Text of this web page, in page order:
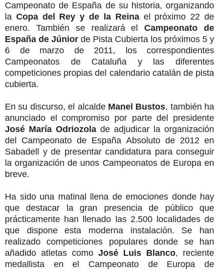
Campeonato de España de su historia, organizando
la Copa del Rey y de la Reinael próximo 22 de
enero.
También se realizará elCampeonato de
España de Júnior de Pista Cubierta los próximos 5 y
6 de marzo de 2011, los correspondientes
Campeonatos de Cataluña y las diferentes
competiciones propias del calendario catalán de pista
cubierta.
En su discurso, el alcalde Manel Bustos, también ha
anunciado el compromiso por parte del presidente
José María Odriozola de adjudicar la organización
del Campeonato de España Absoluto de 2012 en
Sabadell y de presentar candidatura para conseguir
la organización de unos Campeonatos de Europa en
breve.
Ha sido una matinal llena de emociones donde hay
que destacar la gran presencia de público que
prácticamente han llenado las 2.500 localidades de
que dispone esta moderna instalación.
Se han
realizado competiciones populares donde se han
añadido atletas como José Luis Blanco, reciente
medallista en el Campeonato de Europa de